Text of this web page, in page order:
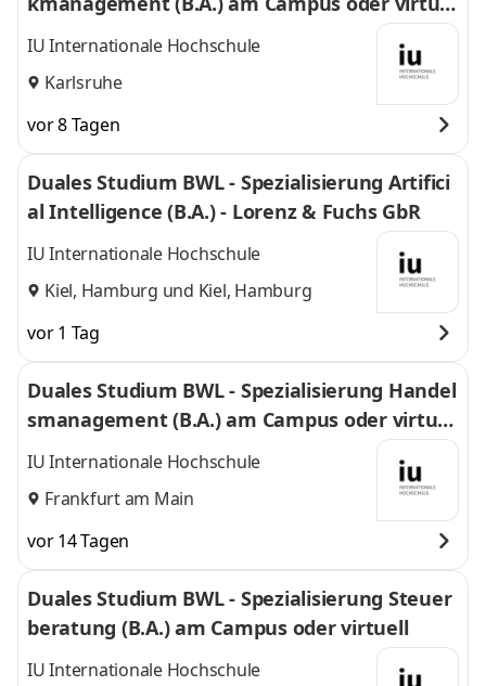
l
IU Internationale Hochschule
Karlsruhe
vor 8 Tagen
Duales Studium BWL - Spezialisierung Artifici
al Intelligence (B.A.) - Lorenz & Fuchs GbR
IU Internationale Hochschule
Kiel, Hamburg und Kiel, Hamburg
vor 1 Tag
Duales Studium BWL - Spezialisierung Handel
smanagement (B.A.) am Campus oder virtuel
l
IU Internationale Hochschule
Frankfurt am Main
vor 14 Tagen
Duales Studium BWL - Spezialisierung Steuer
beratung (B.A.) am Campus oder virtuell
IU Internationale Hochschule